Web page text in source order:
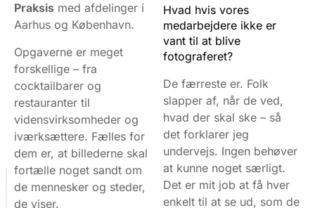
Praksis med afdelinger i
Aarhus og København.
Opgaverne er meget
forskellige – fra
cocktailbarer og
restauranter til
vidensvirksomheder og
iværksættere. Fælles for
dem er, at billederne skal
fortælle noget sandt om
de mennesker og steder,
de viser.
Hvad hvis vores
medarbejdere ikke er
vant til at blive
fotograferet?
De færreste er. Folk
slapper af, når de ved,
hvad der skal ske – så
det forklarer jeg
undervejs. Ingen behøver
at kunne noget særligt.
Det er mit job at få hver
enkelt til at se ud, som de
V